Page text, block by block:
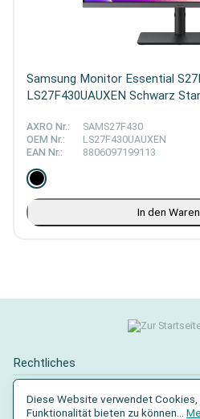
Samsung Monitor Essential
LS27F430UAUXEN Schwarz
AXRO Nr.:
SAMS27F430
OEM Nr.:
LS27F430UAUXEN
EAN Nr.:
8806097199113
In den
Rechtliches
Kontakt
Diese Website verwendet
Funktionalität bieten zu können...